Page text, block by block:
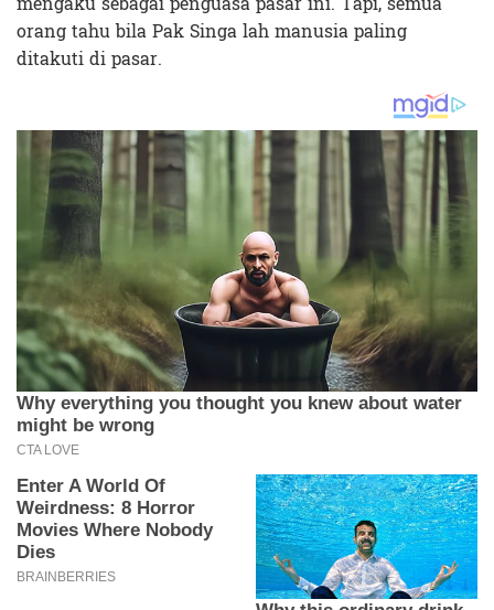
orang tahu bila Pak Singa lah manusia paling
ditakuti di pasar.